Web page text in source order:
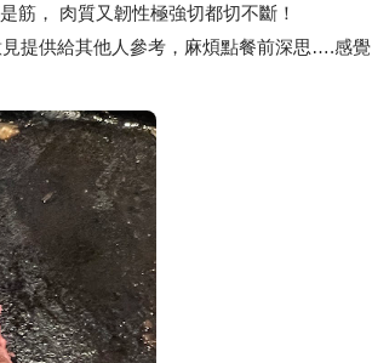
筋， 肉質又韌性極強切都切不斷！
提供給其他人參考，麻煩點餐前深思….感覺